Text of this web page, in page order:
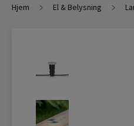
Hjem El & Belysning